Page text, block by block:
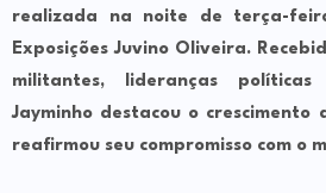
realizada na noite de terça-
Exposições Juvino Oliveira.
militantes, lideranças
Jayminho destacou o
reafirmou seu compromisso com o